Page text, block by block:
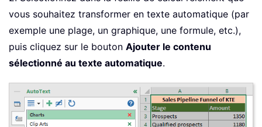
vous souhaitez transformer en texte automatique (par
exemple une plage, un graphique, une formule, etc.),
puis cliquez sur le bouton Ajouter le contenu
sélectionné au texte automatique.